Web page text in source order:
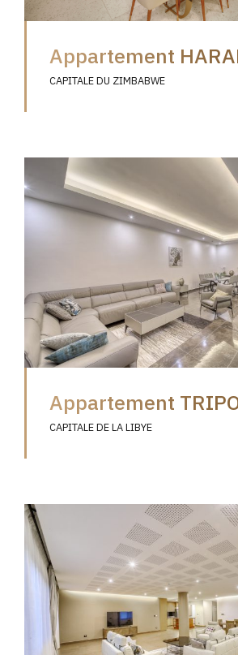
Appartement
CAPITALE DU ZIMBABWE
Appartement
CAPITALE DE LA LIBYE